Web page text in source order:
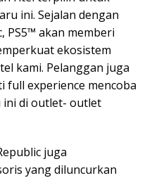
ini. Sejalan dengan
PS5™ akan memberi
ekosistem
kami. Pelanggan juga
full experience mencoba
di outlet- outlet
juga
yang diluncurkan